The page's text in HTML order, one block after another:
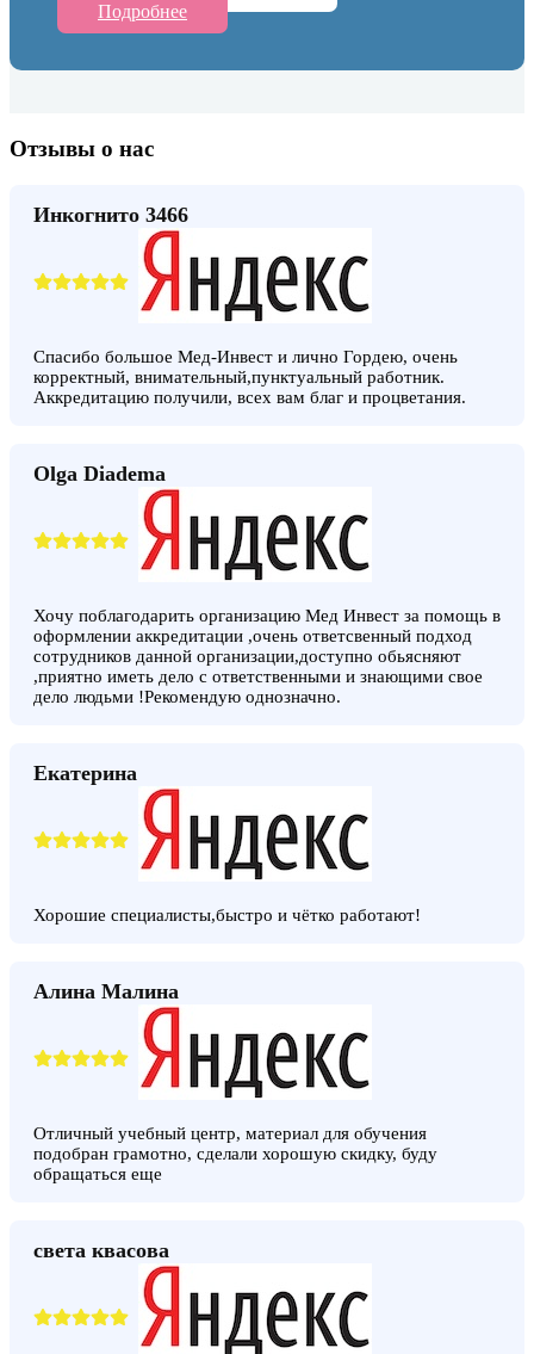
Подробнее
Отзывы о нас
Инкогнито 3466
Спасибо большое Мед-Инвест и лично Гордею, очень
корректный, внимательный,пунктуальный работник.
Аккредитацию получили, всех вам благ и процветания.
Olga Diadema
Хочу поблагодарить организацию Мед Инвест за помощь в
оформлении аккредитации ,очень ответсвенный подход
сотрудников данной организации,доступно обьясняют
,приятно иметь дело с ответственными и знающими свое
дело людьми !Рекомендую однозначно.
Екатерина
Хорошие специалисты,быстро и чётко работают!
Алина Малина
Отличный учебный центр, материал для обучения
подобран грамотно, сделали хорошую скидку, буду
обращаться еще
света квасова